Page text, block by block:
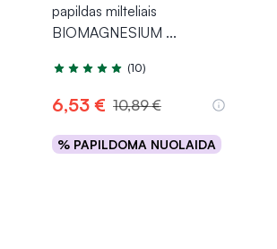
papildas milteliais
BIOMAGNESIUM ...
Įvertinimas 5.0 iš 5
(10)
6,53 € 10,89 €
% PAPILDOMA NUOLAIDA
Į krepšelį